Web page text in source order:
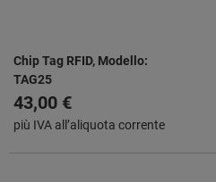
Chip Tag RFID, Modello:
TAG25
43,00 €
più IVA all’aliquota corrente